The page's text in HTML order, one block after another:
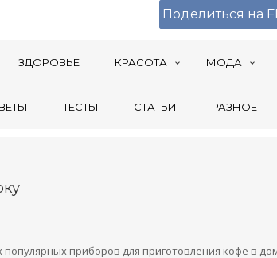
ЗДОРОВЬЕ КРАСОТА МОДА
ТЕСТЫ СТАТЬИ РАЗНОЕ
приборов для приготовления кофе в
Поделиться на